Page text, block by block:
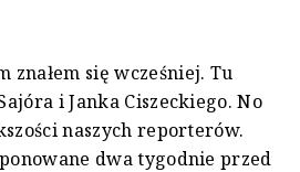
znałem się wcześniej. Tu
i Janka Ciszeckiego. No
naszych reporterów.
dwa tygodnie przed